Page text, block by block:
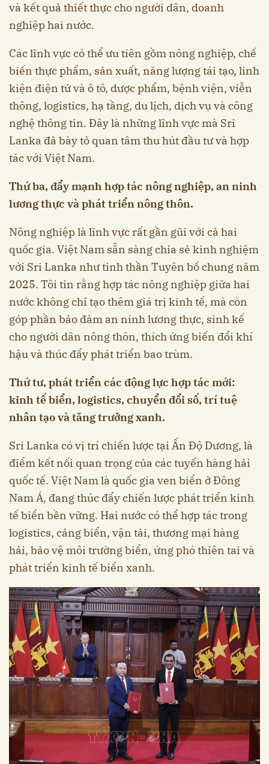
và kết quả thiết thực cho người dân, doanh
nghiệp hai nước.
Các lĩnh vực có thể ưu tiên gồm nông nghiệp, chế
biến thực phẩm, sản xuất, năng lượng tái tạo, linh
kiện điện tử và ô tô, dược phẩm, bệnh viện, viễn
thông, logistics, hạ tầng, du lịch, dịch vụ và công
nghệ thông tin. Đây là những lĩnh vực mà Sri
Lanka đã bày tỏ quan tâm thu hút đầu tư và hợp
tác với Việt Nam.
Thứ ba, đẩy mạnh hợp tác nông nghiệp, an ninh
lương thực và phát triển nông thôn.
Nông nghiệp là lĩnh vực rất gần gũi với cả hai
quốc gia. Việt Nam sẵn sàng chia sẻ kinh nghiệm
với Sri Lanka như tinh thần Tuyên bố chung năm
2025. Tôi tin rằng hợp tác nông nghiệp giữa hai
nước không chỉ tạo thêm giá trị kinh tế, mà còn
góp phần bảo đảm an ninh lương thực, sinh kế
cho người dân nông thôn, thích ứng biến đổi khí
hậu và thúc đẩy phát triển bao trùm.
Thứ tư, phát triển các động lực hợp tác mới:
kinh tế biển, logistics, chuyển đổi số, trí tuệ
nhân tạo và tăng trưởng xanh.
Sri Lanka có vị trí chiến lược tại Ấn Độ Dương, là
điểm kết nối quan trọng của các tuyến hàng hải
quốc tế. Việt Nam là quốc gia ven biển ở Đông
Nam Á, đang thúc đẩy chiến lược phát triển kinh
tế biển bền vững. Hai nước có thể hợp tác trong
logistics, cảng biển, vận tải, thương mại hàng
hải, bảo vệ môi trường biển, ứng phó thiên tai và
phát triển kinh tế biển xanh.